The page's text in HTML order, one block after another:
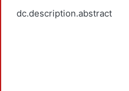
dc.description.abstract